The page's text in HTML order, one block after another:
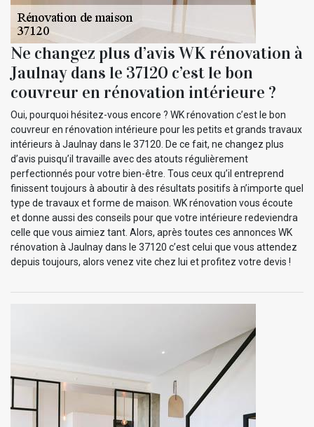
Ne changez plus d’avis WK rénovation à
Jaulnay dans le 37120 c’est le bon
couvreur en rénovation intérieure ?
Oui, pourquoi hésitez-vous encore ? WK rénovation c’est le bon
couvreur en rénovation intérieure pour les petits et grands travaux
intérieurs à Jaulnay dans le 37120. De ce fait, ne changez plus
d’avis puisqu’il travaille avec des atouts régulièrement
perfectionnés pour votre bien-être. Tous ceux qu’il entreprend
finissent toujours à aboutir à des résultats positifs à n’importe quel
type de travaux et forme de maison. WK rénovation vous écoute
et donne aussi des conseils pour que votre intérieure redeviendra
celle que vous aimiez tant. Alors, après toutes ces annonces WK
rénovation à Jaulnay dans le 37120 c’est celui que vous attendez
depuis toujours, alors venez vite chez lui et profitez votre devis !